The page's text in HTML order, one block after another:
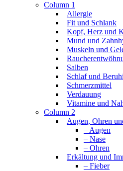
Column 1
Allergie
Fit und Schlank
Kopf, Herz und
Mund und
Muskeln und
Salben
Schlaf und
Schmerzmittel
Verdauung
Vitamine und
Column 2
Augen, Ohren
– Augen
– Nase
– Ohren
Erkältung und
– Fieber